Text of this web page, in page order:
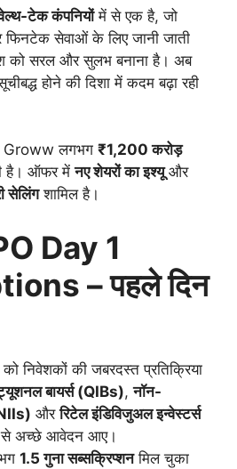
टेक कंपनियोंमें से एक है, जो
सेवाओं के लिए जानी जाती
को सरल और सुलभ बनाना है। अब
होने की दिशा में कदम बढ़ा रही
Groww लगभग ₹1,200 करोड़
है। ऑफर मेंनए शेयरों का इश्यूऔर
सेलिंगशामिल है।
Day 1
– पहले दिन
निवेशकों की जबरदस्त प्रतिक्रिया
बायर्स (QIBs),नॉन-
औररिटेल इंडिविजुअल इन्वेस्टर्स
से अच्छे आवेदन आए।
1.5 गुना सब्सक्रिप्शनमिल चुका